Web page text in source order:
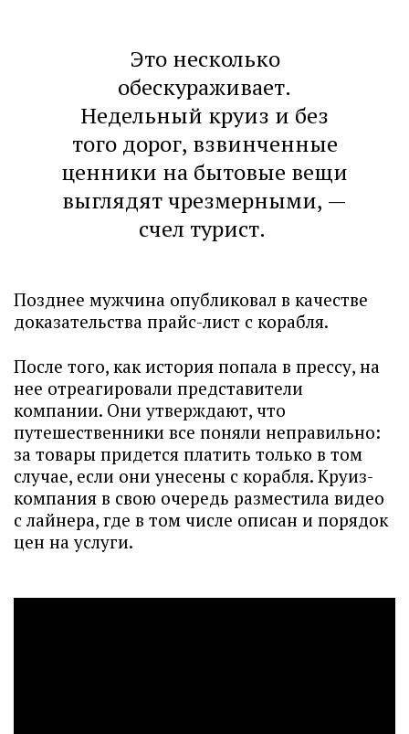
Это несколько
обескураживает.
Недельный круиз и без
того дорог, взвинченные
ценники на бытовые вещи
выглядят чрезмерными, —
счел турист.
Позднее мужчина опубликовал в качестве
доказательства прайс-лист с корабля.
После того, как история попала в прессу, на
нее отреагировали представители
компании. Они утверждают, что
путешественники все поняли неправильно:
за товары придется платить только в том
случае, если они унесены с корабля. Круиз-
компания в свою очередь разместила видео
с лайнера, где в том числе описан и порядок
цен на услуги.